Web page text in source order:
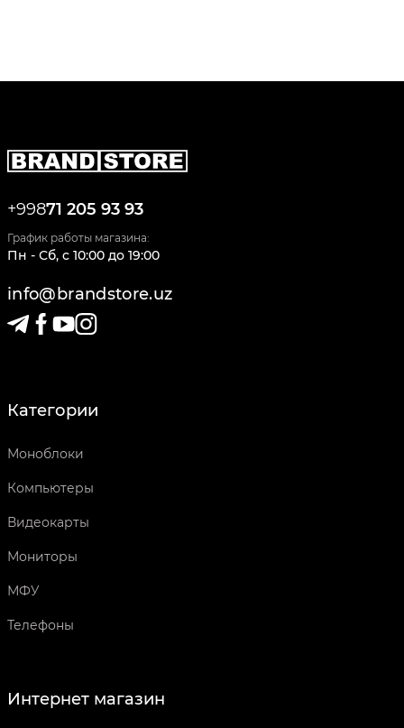
+99871 205 93 93
График работы магазина:
Пн - Сб, c 10:00 до 19:00
info@brandstore.uz
Категории
Моноблоки
Компьютеры
Видеокарты
Мониторы
МФУ
Телефоны
Интернет магазин